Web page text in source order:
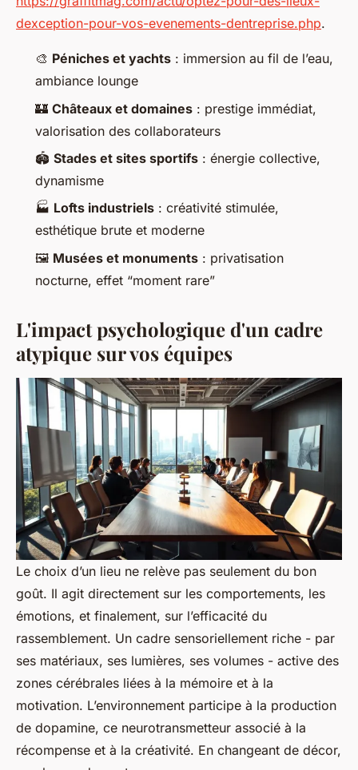
dexception-pour-vos-evenements-dentreprise.php.
🎨 Péniches et yachts : immersion au fil de l’eau,
ambiance lounge
🏰 Châteaux et domaines : prestige immédiat,
valorisation des collaborateurs
🏟️ Stades et sites sportifs : énergie collective,
dynamisme
🏭 Lofts industriels : créativité stimulée,
esthétique brute et moderne
🖼️ Musées et monuments : privatisation
nocturne, effet “moment rare”
L'impact psychologique d'un cadre
atypique sur vos équipes
Le choix d’un lieu ne relève pas seulement du bon
goût. Il agit directement sur les comportements, les
émotions, et finalement, sur l’efficacité du
rassemblement. Un cadre sensoriellement riche - par
ses matériaux, ses lumières, ses volumes - active des
zones cérébrales liées à la mémoire et à la
motivation. L’environnement participe à la production
de dopamine, ce neurotransmetteur associé à la
récompense et à la créativité. En changeant de décor,